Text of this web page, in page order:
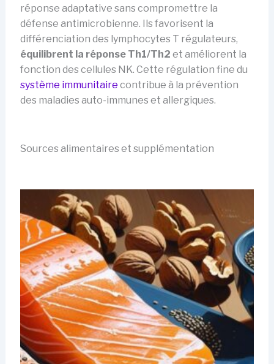
réponse adaptative sans compromettre la
défense antimicrobienne. Ils favorisent la
différenciation des lymphocytes T régulateurs,
équilibrent la réponse Th1/Th2 et améliorent la
fonction des cellules NK. Cette régulation fine du
système immunitaire contribue à la prévention
des maladies auto-immunes et allergiques.
Sources alimentaires et supplémentation